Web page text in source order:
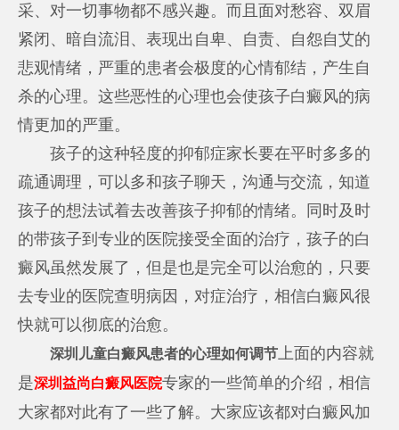
采、对一切事物都不感兴趣。而且面对愁容、双眉
紧闭、暗自流泪、表现出自卑、自责、自怨自艾的
悲观情绪，严重的患者会极度的心情郁结，产生自
杀的心理。这些恶性的心理也会使孩子白癜风的病
情更加的严重。
孩子的这种轻度的抑郁症家长要在平时多多的
疏通调理，可以多和孩子聊天，沟通与交流，知道
孩子的想法试着去改善孩子抑郁的情绪。同时及时
的带孩子到专业的医院接受全面的治疗，孩子的白
癜风虽然发展了，但是也是完全可以治愈的，只要
去专业的医院查明病因，对症治疗，相信白癜风很
快就可以彻底的治愈。
深圳儿童白癜风患者的心理如何调节 上面的内容就
是深圳益尚白癜风医院专家的一些简单的介绍，相信
大家都对此有了一些了解。大家应该都对白癜风加